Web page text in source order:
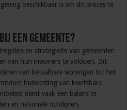
beschikbaar is om dit proces te
een Gemeente?
en strategieën van gemeenten
van hun inwoners te voldoen. Dit
van betaalbare woningen tot het
huisvesting van kwetsbare
dient vaak een balans te
en nationale richtlijnen.